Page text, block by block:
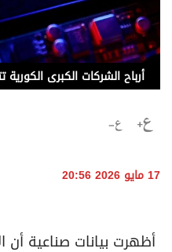
17 مايو 2026 20:56
أظهرت بيانات صناعية أن